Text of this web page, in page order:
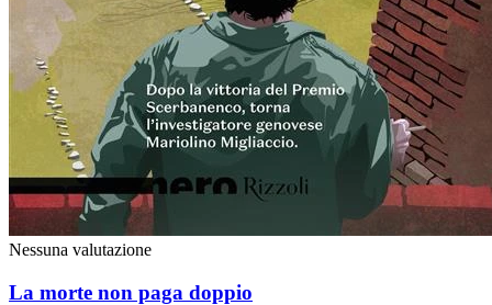
Nessuna valutazione
La morte non paga doppio